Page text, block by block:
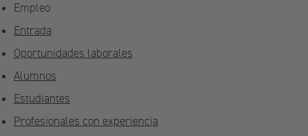
Empleo
Entrada
Oportunidades laborales
Alumnos
Estudiantes
Profesionales con experiencia